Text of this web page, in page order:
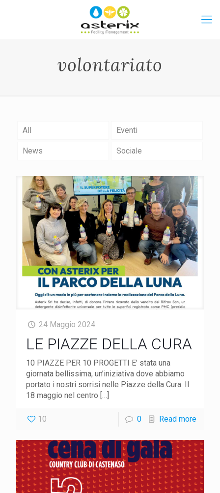
volontariato
All Eventi
News Sociale
24 Maggio 2024
LE PIAZZE DELLA CURA
10 PIAZZE PER 10 PROGETTI E’ stata una
giornata bellissima, un’iniziativa dove abbiamo
portato i nostri sorrisi nelle Piazze della Cura. Il
18 maggio nel centro […]
10 0 Read more